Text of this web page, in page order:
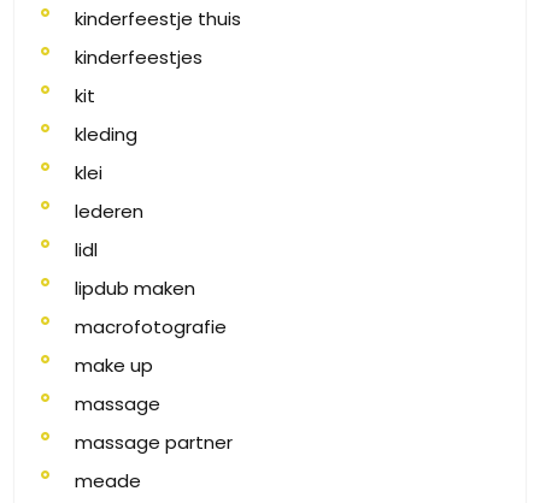
kinderfeestje thuis
kinderfeestjes
kit
kleding
klei
lederen
lidl
lipdub maken
macrofotografie
make up
massage
massage partner
meade